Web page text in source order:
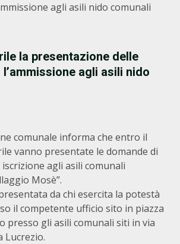
agli asili nido comunali
la presentazione delle
agli asili nido
comunale informa che entro il
vanno presentate le domande di
agli asili comunali
Mosè”.
da chi esercita la potestà
il competente ufficio sito in piazza
presso gli asili comunali siti in via
Lucrezio.